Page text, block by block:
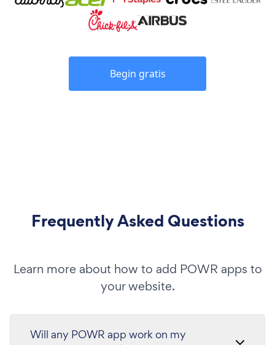
Begin gratis
Frequently Asked Questions
Learn more about how to add POWR apps to
your website.
Will any POWR app work on my